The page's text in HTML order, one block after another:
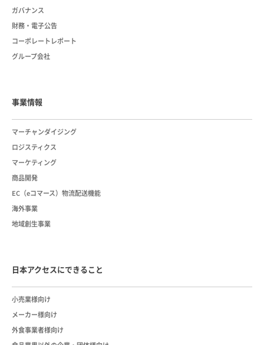
ガバナンス
財務・電子公告
コーポレートレポート
グループ会社
事業情報
マーチャンダイジング
ロジスティクス
マーケティング
商品開発
EC（eコマース）物流配送機能
海外事業
地域創生事業
日本アクセスにできること
小売業様向け
メーカー様向け
外食事業者様向け